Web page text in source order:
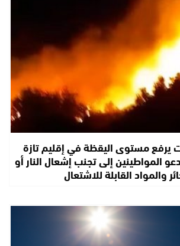
يرفع مستوى اليقظة في إقليم تازة
المواطينين إلى تجنب إشعال النار أو
والمواد القابلة للاشتعال